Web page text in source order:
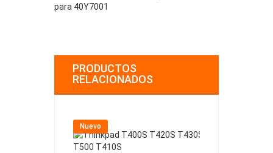
para 40Y7001
PRODUCTOS
RELACIONADOS
Nuevo